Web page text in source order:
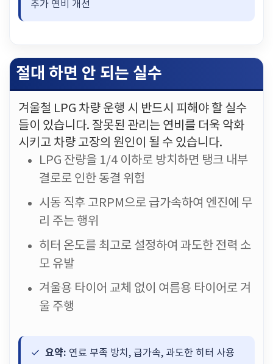
추가 연비 개선
절대 하면 안 되는 실수
겨울철 LPG 차량 운행 시 반드시 피해야 할 실수
들이 있습니다. 잘못된 관리는 연비를 더욱 악화
시키고 차량 고장의 원인이 될 수 있습니다.
LPG 잔량을 1/4 이하로 방치하면 탱크 내부
결로로 인한 동결 위험
시동 직후 고RPM으로 급가속하여 엔진에 무
리 주는 행위
히터 온도를 최고로 설정하여 과도한 전력 소
모 유발
겨울용 타이어 교체 없이 여름용 타이어로 겨
울 주행
요약: 연료 부족 방치, 급가속, 과도한 히터 사용